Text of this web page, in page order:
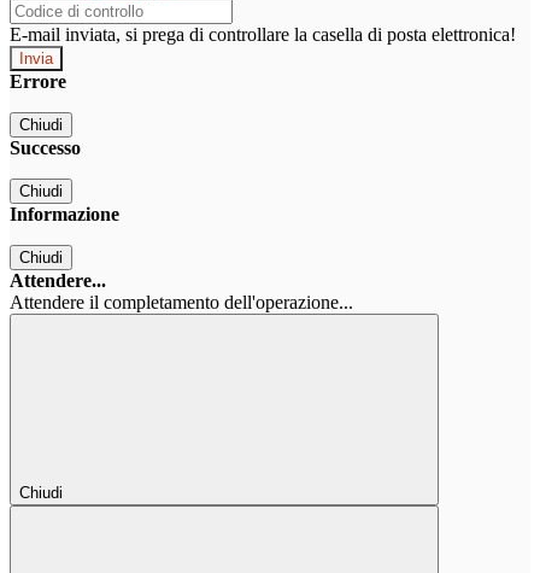
E-mail inviata, si prega di controllare la casella di posta elettronica!
Errore
Chiudi
Successo
Chiudi
Informazione
Chiudi
Attendere...
Attendere il completamento dell'operazione...
Chiudi